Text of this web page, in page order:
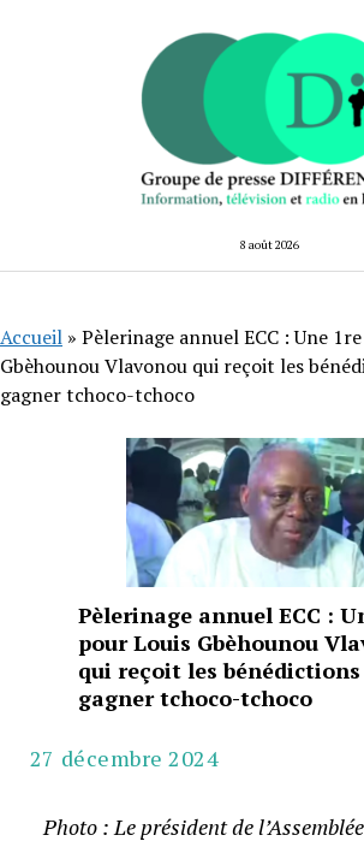
8 août 2026
Accueil » Pèlerinage annuel ECC : Une
Gbèhounou Vlavonou qui reçoit les
gagner tchoco-tchoco
Pèlerinage annuel ECC :
pour Louis Gbèhounou
qui reçoit les
gagner tchoco-tchoco
27 décembre 2024
Photo : Le président de